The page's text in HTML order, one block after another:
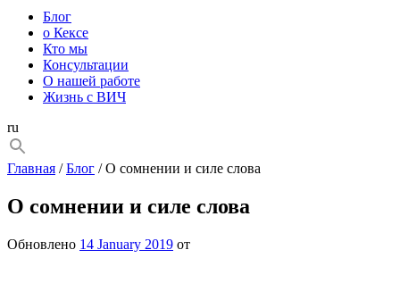
Блог
о Кексе
Кто мы
Консультации
О нашей работе
Жизнь с ВИЧ
ru
Главная /Блог / О сомнении и силе слова
О сомнении и силе слова
Обновлено 14 January 2019 от